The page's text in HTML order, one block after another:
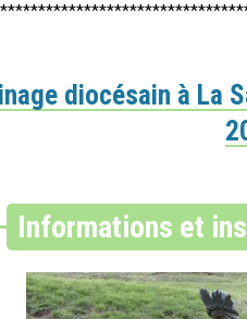
diocésain à La
Informations et